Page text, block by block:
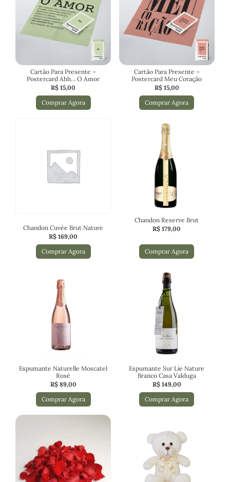
Cartão Para Presente –
Postercard Ahh… O Amor
R$ 15,00
Comprar Agora
Cartão Para Presente –
Postercard Meu Coração
R$15,00
Comprar Agora
Chandon Cuvée Brut Nature
R$ 169,00
Comprar Agora
Chandon Reserve Brut
R$ 179,00
Comprar Agora
Espumante Naturelle Moscatel
Rosé
R$89,00
Comprar Agora
Espumante Sur Lie Nature
Branco Casa Valduga
R$149,00
Comprar Agora